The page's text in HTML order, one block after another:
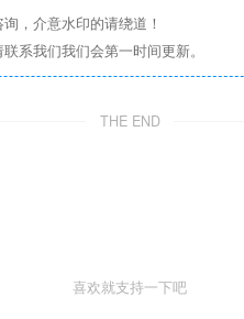
，介意水印的请绕道！
系我们我们会第一时间更新。
THE END
喜欢就支持一下吧